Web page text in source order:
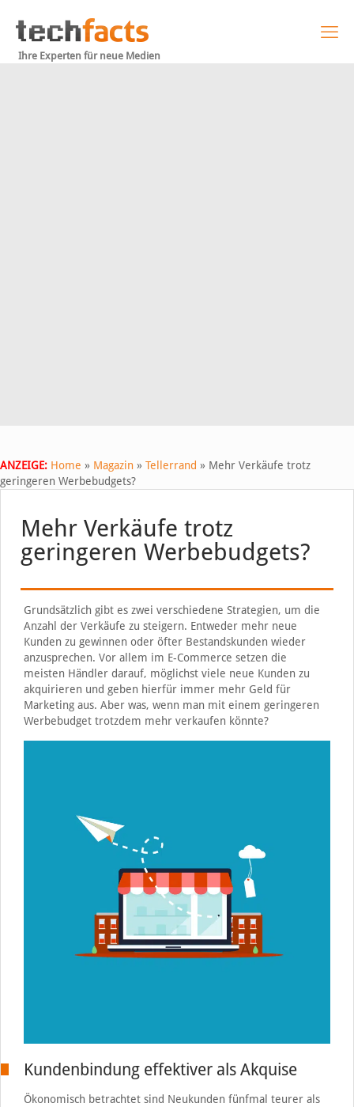
Ihre Experten für neue Medien
ANZEIGE: Home » Magazin » Tellerrand » Mehr Verkäufe trotz
geringeren Werbebudgets?
Mehr Verkäufe trotz
geringeren Werbebudgets?
Grundsätzlich gibt es zwei verschiedene Strategien, um die
Anzahl der Verkäufe zu steigern. Entweder mehr neue
Kunden zu gewinnen oder öfter Bestandskunden wieder
anzusprechen. Vor allem im E-Commerce setzen die
meisten Händler darauf, möglichst viele neue Kunden zu
akquirieren und geben hierfür immer mehr Geld für
Marketing aus. Aber was, wenn man mit einem geringeren
Werbebudget trotzdem mehr verkaufen könnte?
Kundenbindung effektiver als Akquise
Ökonomisch betrachtet sind Neukunden fünfmal teurer als